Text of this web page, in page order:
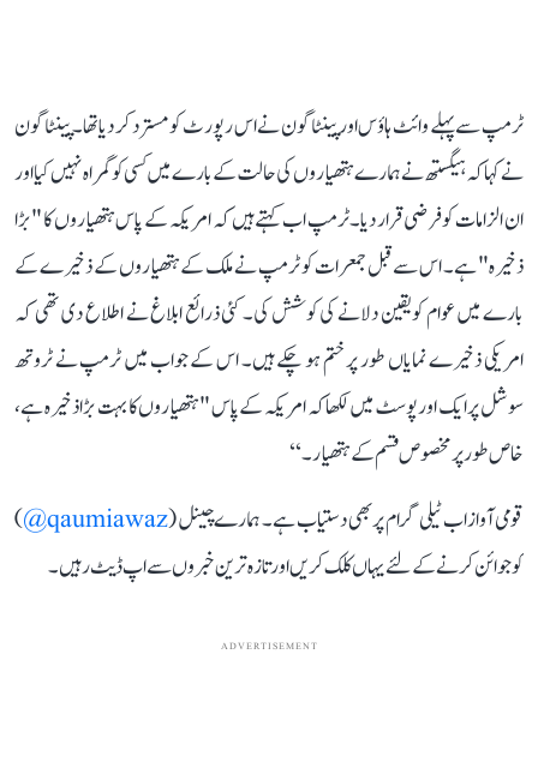
ٹرمپ سے پہلے وائٹ ہاؤس اور پینٹاگون نے اس رپورٹ کو مسترد کر دیا تھا۔ پینٹاگون
نے کہا کہ ہیگستھ نے ہمارے ہتھیاروں کی حالت کے بارے میں کسی کو گمراہ نہیں کیا اور
ان الزامات کو فرضی قرار دیا۔ٹرمپ اب کہتے ہیں کہ امریکہ کے پاس ہتھیاروں کا "بڑا
ذخیرہ" ہے۔ اس سے قبل جمعرات کو ٹرمپ نے ملک کے ہتھیاروں کے ذخیرے کے
بارے میں عوام کو یقین دلانے کی کوشش کی۔ کئی ذرائع ابلاغ نے اطلاع دی تھی کہ
امریکی ذخیرے نمایاں طور پر ختم ہو چکے ہیں۔ اس کے جواب میں ٹرمپ نے ٹروتھ
سوشل پر ایک اور پوسٹ میں لکھا کہ امریکہ کے پاس "ہتھیاروں کا بہت بڑا ذخیرہ ہے،
خاص طور پر مخصوص قسم کے ہتھیار۔‘‘
قومی آواز اب ٹیلی گرام پر بھی دستیاب ہے۔ ہمارے چینل (qaumiawaz@
)
کو جوائن کرنے کے لئے یہاں کلک کریں اور تازہ ترین خبروں سے اپ ڈیٹ رہیں۔
ADVERTISEMENT